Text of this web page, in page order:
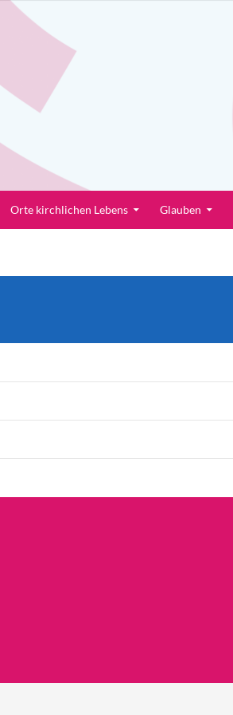
Orte kirchlichen Lebens Glauben